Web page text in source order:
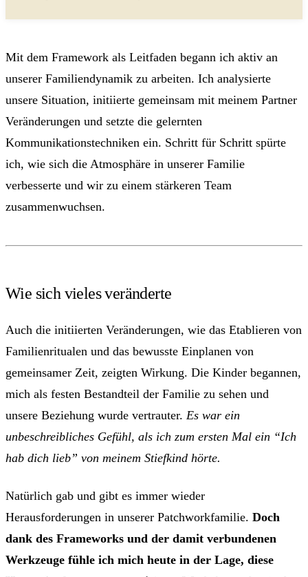
Mit dem Framework als Leitfaden begann ich aktiv an
unserer Familiendynamik zu arbeiten. Ich analysierte
unsere Situation, initiierte gemeinsam mit meinem Partner
Veränderungen und setzte die gelernten
Kommunikationstechniken ein. Schritt für Schritt spürte
ich, wie sich die Atmosphäre in unserer Familie
verbesserte und wir zu einem stärkeren Team
zusammenwuchsen.
Wie sich vieles veränderte
Auch die initiierten Veränderungen, wie das Etablieren von
Familienritualen und das bewusste Einplanen von
gemeinsamer Zeit, zeigten Wirkung. Die Kinder begannen,
mich als festen Bestandteil der Familie zu sehen und
unsere Beziehung wurde vertrauter. Es war ein
unbeschreibliches Gefühl, als ich zum ersten Mal ein “Ich
hab dich lieb” von meinem Stiefkind hörte.
Natürlich gab und gibt es immer wieder
Herausforderungen in unserer Patchworkfamilie. Doch
dank des Frameworks und der damit verbundenen
Werkzeuge fühle ich mich heute in der Lage, diese